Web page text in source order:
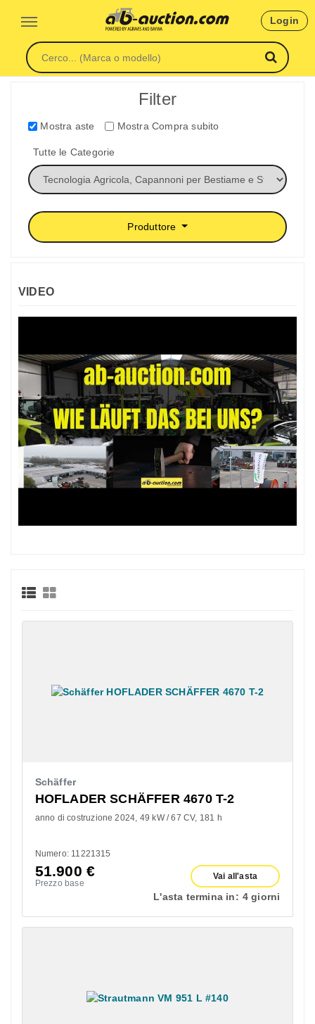
Login
Filter
Mostra aste Mostra Compra subito
Tutte le Categorie
Produttore
VIDEO
Schäffer
HOFLADER SCHÄFFER 4670 T-2
anno di costruzione 2024 49 kW / 67 CV 181 h
Numero: 11221315
51.900 €
Prezzo base
Vai all'asta
L'asta termina in: 4 giorni